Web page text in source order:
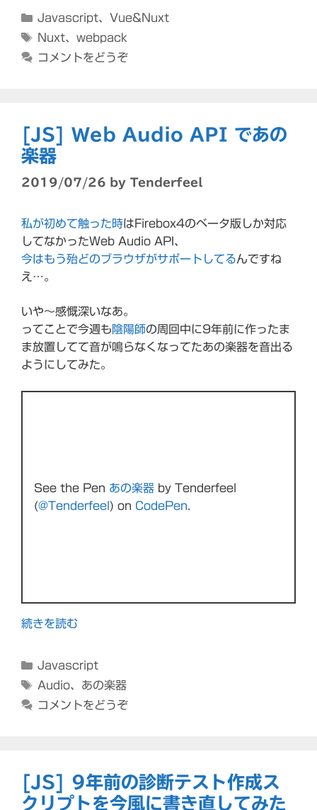
カ
テ
Javascript、 Vue&Nuxt
タ
グ
Nuxt、 webpack
コメントをどうぞ
[JS] Web Audio API であの
楽器
2019/07/26 by Tenderfeel
私が初めて触った時はFirebox4のベータ版しか対応
してなかったWeb Audio API、
今はもう殆どのブラウザがサポートしてるんですね
え…。
いや～感慨深いなあ。
ってことで今週も陰陽師の周回中に9年前に作ったま
ま放置してて音が鳴らなくなってたあの楽器を音出る
ようにしてみた。
See the Pen あの楽器 by Tenderfeel
(@Tenderfeel ) on CodePen
続きを読む
カ
テ
Javascript
タ
グ
Audio、 あの楽器
コメントをどうぞ
[JS] 9年前の診断テスト作成ス
クリプトを今風に書き直してみた